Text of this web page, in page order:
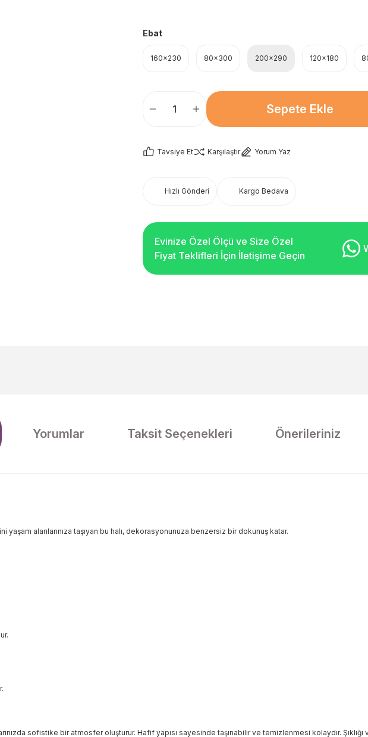
Ebat
160x230 80x300 200x290 120x180
Sepete Ekle
Tavsiye Et Karşılaştır Yorum Yaz
Hızlı Gönderi Kargo Bedava
Evinize Özel Ölçü ve Size Özel
Fiyat Teklifleri İçin İletişime Geçin
Yorumlar Taksit Seçenekleri Önerileriniz
yaşam alanlarınıza taşıyan bu halı, dekorasyonunuza benzersiz bir dokunuş katar.
sofistike bir atmosfer oluşturur. Hafif yapısı sayesinde taşınabilir ve temizlenmesi kolaydır. Şıklığı